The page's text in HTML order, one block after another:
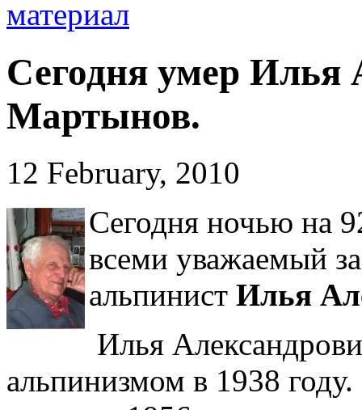
Сегодня умер Илья
Мартынов.
12 February, 2010
Сегодня ночью на
всеми уважаемый
альпинист Илья
Илья
альпинизмом в 1938